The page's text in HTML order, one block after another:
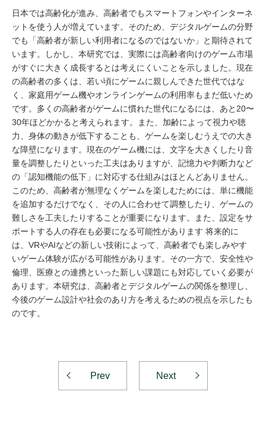
日本では高齢化が進み、高齢者でもスマートフォンやインターネ
ットを使う人が増えています。そのため、デジタルゲームの分野
でも「高齢者が新しい利用者になるのではないか」と期待されて
います。しかし、本研究では、実際には高齢者向けのゲーム市場
がすぐに大きく成長するとは考えにくいことを示しました。現在
の高齢者の多くは、若い頃にゲームに親しんできた世代ではな
く、家庭用ゲーム機やオンラインゲームの利用率もまだ低いため
です。多くの高齢者がゲームに慣れた世代になるには、あと20〜
30年ほどかかると考えられます。また、加齢によって視力や聴
力、身体の動きが低下することも、ゲームを楽しむうえでの大き
な障壁になります。現在のゲーム機には、文字を大きくしたり音
量を調整したりといった工夫はありますが、記憶力や判断力など
の「認知機能の低下」に対応する仕組みはほとんどありません。
このため、高齢者が無理なくゲームを楽しむためには、単に機能
を追加するだけでなく、その人に合わせて調整したり、ゲームの
難しさを工夫したりすることが重要になります。また、設定をサ
ポートする人の存在も必要になる可能性があります 将来的に
は、VRやAIなどの新しい技術によって、高齢者でも楽しみやす
いゲーム体験が広がる可能性があります。その一方で、安全性や
倫理、医療との連携といった新しい課題にも対応していく必要が
あります。本研究は、高齢者とデジタルゲームの関係を整理し、
今後のゲーム設計や社会のあり方を考えるための視点を示したも
のです。
Prev Next